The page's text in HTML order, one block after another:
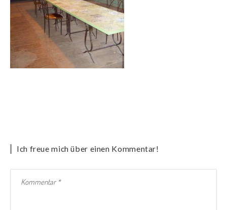
Ich freue mich über einen Kommentar!